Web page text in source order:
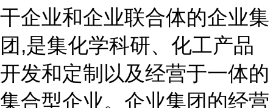
干企业和企业联合体的企业集
团,是集化学科研、化工产品
开发和定制以及经营于一体的
集合型企业。企业集团的经营